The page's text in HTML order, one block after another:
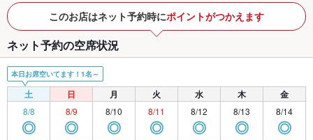
このお店はネット予約時にポイントがつかえます
ネット予約の空席状況
本日お席空いてます！1名～
土 日 月 火 水 木 金
8/8
◎
8/9
◎
8/10
◎
8/11
◎
8/12
◎
8/13
◎
8/14
◎